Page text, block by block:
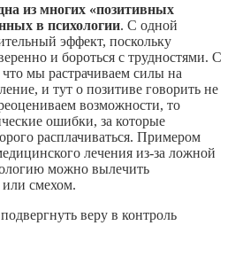
из многих «позитивных
в психологии. С одной
эффект, поскольку
и бороться с трудностями. С
мы растрачиваем силы на
и тут о позитиве говорить не
возможности, то
ошибки, за которые
расплачиваться. Примером
лечения из-за ложной
можно вылечить
смехом.
веру в контроль